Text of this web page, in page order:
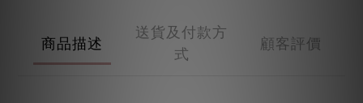
商品描述
送貨及付款方
式
顧客評價